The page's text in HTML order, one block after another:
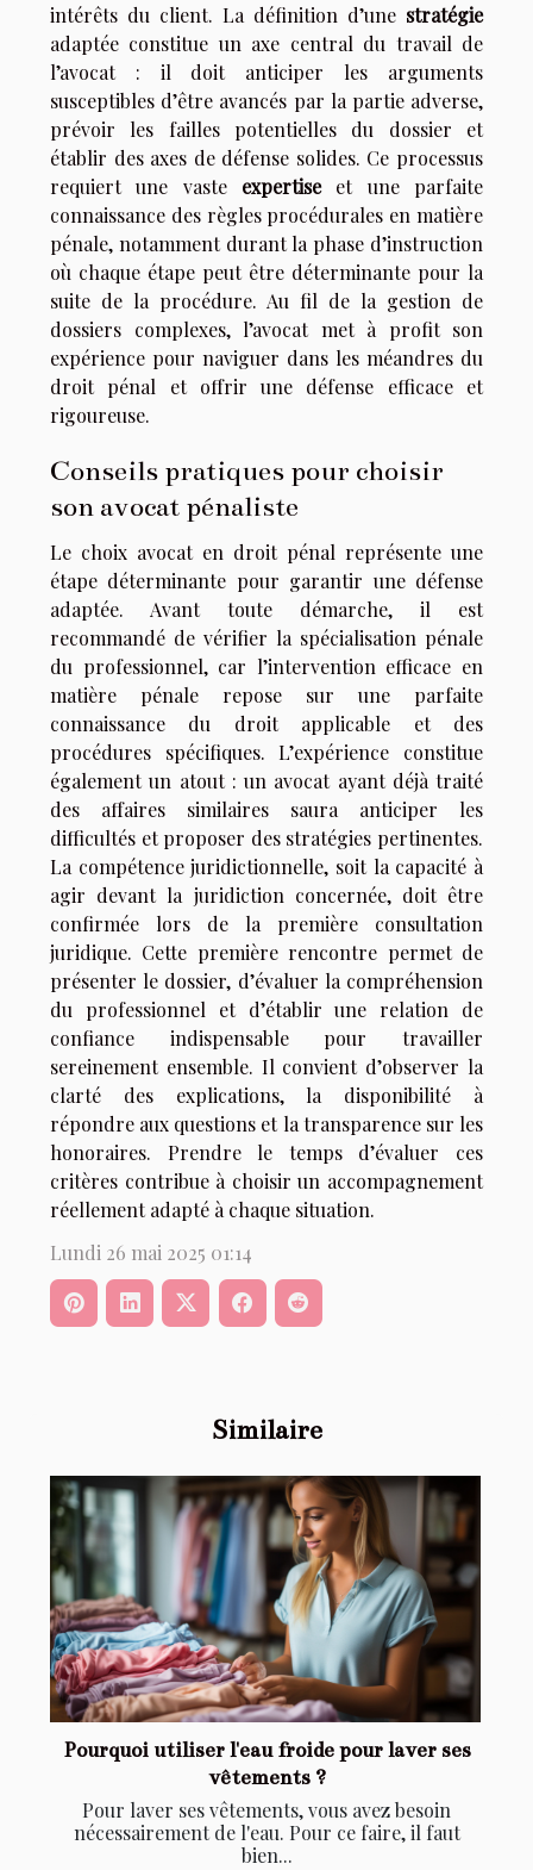
intérêts du client. La définition d’une stratégie
adaptée constitue un axe central du travail de
l’avocat : il doit anticiper les arguments
susceptibles d’être avancés par la partie adverse,
prévoir les failles potentielles du dossier et
établir des axes de défense solides. Ce processus
requiert une vaste expertiseet une parfaite
connaissance des règles procédurales en matière
pénale, notamment durant la phase d’instruction
où chaque étape peut être déterminante pour la
suite de la procédure. Au fil de la gestion de
dossiers complexes, l’avocat met à profit son
expérience pour naviguer dans les méandres du
droit pénal et offrir une défense efficace et
rigoureuse.
Conseils pratiques pour choisir
son avocat pénaliste
Le choix avocat en droit pénal représente une
étape déterminante pour garantir une défense
adaptée. Avant toute démarche, il est
recommandé de vérifier la spécialisation pénale
du professionnel, car l’intervention efficace en
matière pénale repose sur une parfaite
connaissance du droit applicable et des
procédures spécifiques. L’expérience constitue
également un atout : un avocat ayant déjà traité
des affaires similaires saura anticiper les
difficultés et proposer des stratégies pertinentes.
La compétence juridictionnelle, soit la capacité à
agir devant la juridiction concernée, doit être
confirmée lors de la première consultation
juridique. Cette première rencontre permet de
présenter le dossier, d’évaluer la compréhension
du professionnel et d’établir une relation de
confiance indispensable pour travailler
sereinement ensemble. Il convient d’observer la
clarté des explications, la disponibilité à
répondre aux questions et la transparence sur les
honoraires. Prendre le temps d’évaluer ces
critères contribue à choisir un accompagnement
réellement adapté à chaque situation.
Lundi 26 mai 2025 01:14
Similaire
Pourquoi utiliser l'eau froide pour laver ses
vêtements ?
Pour laver ses vêtements, vous avez besoin
nécessairement de l'eau. Pour ce faire, il faut
bien...